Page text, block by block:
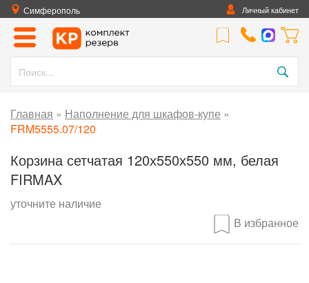
Симферополь Личный кабинет
Главная » Наполнение для шкафов-купе »
FRM5555.07/120
Корзина сетчатая 120х550х550 мм, белая
FIRMAX
уточните наличие
В избранное